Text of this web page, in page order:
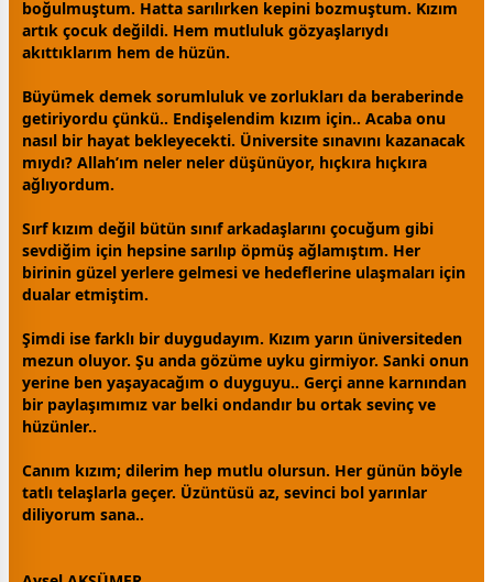
boğulmuştum. Hatta sarılırken kepini bozmuştum. Kızım
artık çocuk değildi. Hem mutluluk gözyaşlarıydı
akıttıklarım hem de hüzün.
Büyümek demek sorumluluk ve zorlukları da beraberinde
getiriyordu çünkü.. Endişelendim kızım için.. Acaba onu
nasıl bir hayat bekleyecekti. Üniversite sınavını kazanacak
mıydı? Allah’ım neler neler düşünüyor, hıçkıra hıçkıra
ağlıyordum.
Sırf kızım değil bütün sınıf arkadaşlarını çocuğum gibi
sevdiğim için hepsine sarılıp öpmüş ağlamıştım. Her
birinin güzel yerlere gelmesi ve hedeflerine ulaşmaları için
dualar etmiştim.
Şimdi ise farklı bir duygudayım. Kızım yarın üniversiteden
mezun oluyor. Şu anda gözüme uyku girmiyor. Sanki onun
yerine ben yaşayacağım o duyguyu.. Gerçi anne karnından
bir paylaşımımız var belki ondandır bu ortak sevinç ve
hüzünler..
Canım kızım; dilerim hep mutlu olursun. Her günün böyle
tatlı telaşlarla geçer. Üzüntüsü az, sevinci bol yarınlar
diliyorum sana..